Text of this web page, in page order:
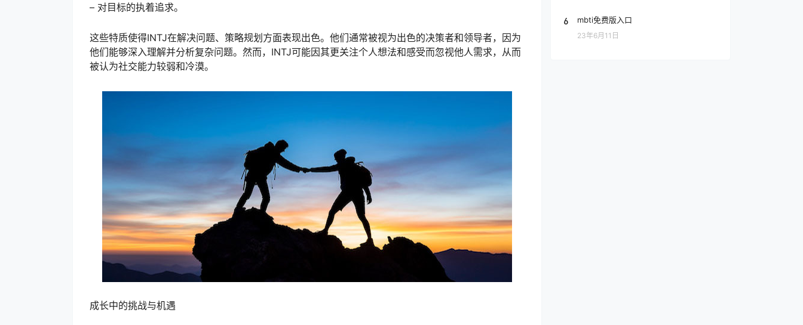
– 对目标的执着追求。
这些特质使得INTJ在解决问题、策略规划方面表现出色。他们通常被视为出色的决策者和领导者，因为
他们能够深入理解并分析复杂问题。然而，INTJ可能因其更关注个人想法和感受而忽视他人需求，从而
被认为社交能力较弱和冷漠。
成长中的挑战与机遇
6 mbti免费版入口
23年6月11日